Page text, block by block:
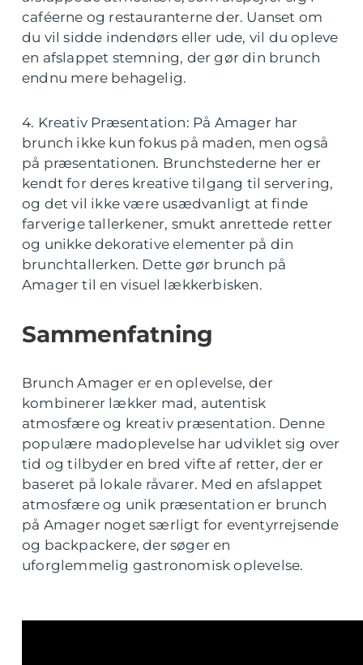
caféerne og restauranterne der. Uanset om
du vil sidde indendørs eller ude, vil du opleve
en afslappet stemning, der gør din brunch
endnu mere behagelig.
4. Kreativ Præsentation: På Amager har
brunch ikke kun fokus på maden, men også
på præsentationen. Brunchstederne her er
kendt for deres kreative tilgang til servering,
og det vil ikke være usædvanligt at finde
farverige tallerkener, smukt anrettede retter
og unikke dekorative elementer på din
brunchtallerken. Dette gør brunch på
Amager til en visuel lækkerbisken.
Sammenfatning
Brunch Amager er en oplevelse, der
kombinerer lækker mad, autentisk
atmosfære og kreativ præsentation. Denne
populære madoplevelse har udviklet sig over
tid og tilbyder en bred vifte af retter, der er
baseret på lokale råvarer. Med en afslappet
atmosfære og unik præsentation er brunch
på Amager noget særligt for eventyrrejsende
og backpackere, der søger en
uforglemmelig gastronomisk oplevelse.